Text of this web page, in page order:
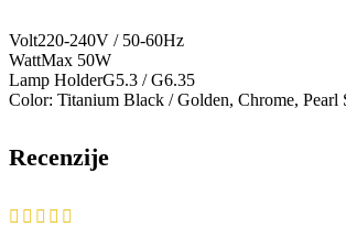
Volt220-240V / 50-60Hz
WattMax 50W
Lamp HolderG5.3 / G6.35
Color: Titanium Black / Golden, Chrome,
Recenzije